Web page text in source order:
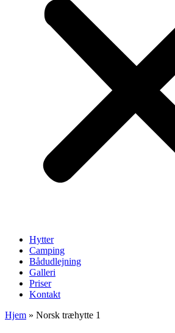
Hytter
Camping
Bådudlejning
Galleri
Priser
Kontakt
Hjem » Norsk træhytte 1